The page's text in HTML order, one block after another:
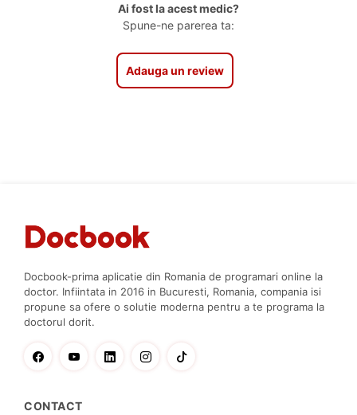
Ai fost la acest medic?
Spune-ne parerea ta:
Adauga un review
Docbook-prima aplicatie din Romania de programari online la
doctor. Infiintata in 2016 in Bucuresti, Romania, compania isi
propune sa ofere o solutie moderna pentru a te programa la
doctorul dorit.
CONTACT